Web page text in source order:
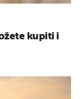
kupiti i